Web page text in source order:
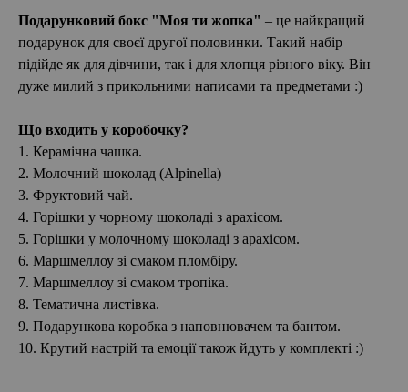
Подарунковий бокс "Моя ти жопка" – це найкращий
подарунок для своєї другої половинки. Такий набір
підійде як для дівчини, так і для хлопця різного віку. Він
дуже милий з прикольними написами та предметами :)
Що входить у коробочку?
1. Керамічна чашка.
2. Молочний шоколад (Alpinella)
3. Фруктовий чай.
4. Горішки у чорному шоколаді з арахісом.
5. Горішки у молочному шоколаді з арахісом.
6. Маршмеллоу зі смаком пломбіру.
7. Маршмеллоу зі смаком тропіка.
8. Тематична листівка.
9. Подарункова коробка з наповнювачем та бантом.
10. Крутий настрій та емоції також йдуть у комплекті :)